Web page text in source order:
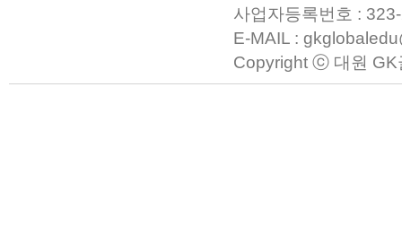
사업자등록번호 :
E-MAIL :
Copyright ⓒ 대원 GK